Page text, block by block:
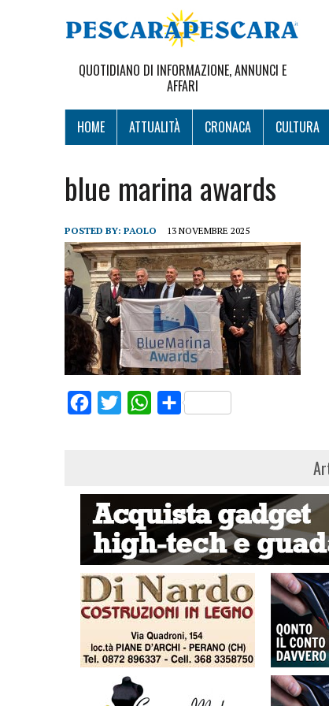
QUOTIDIANO DI INFORMAZIONE, ANNUNCI E
AFFARI
HOME ATTUALITÀ CRONACA CULTURA
blue marina awards
POSTED BY: PAOLO 13 NOVEMBRE 2025
FacebookTwitterWhatsApp
Share